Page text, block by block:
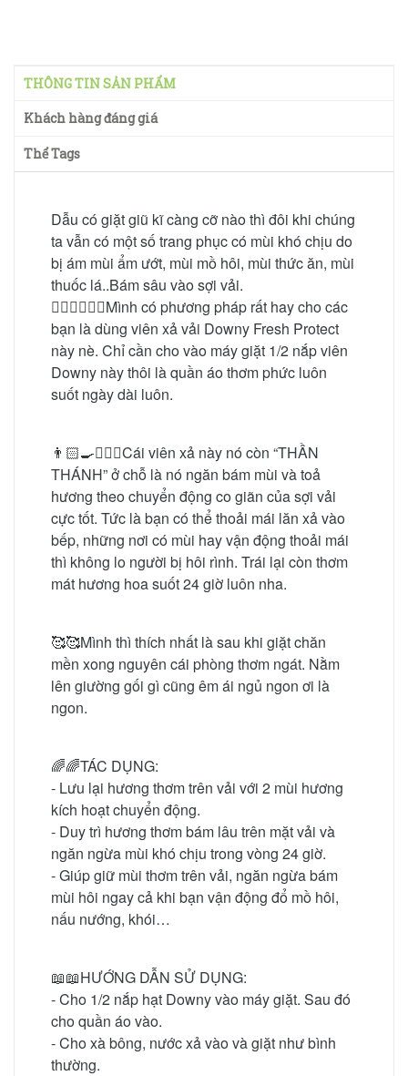
THÔNG TIN SẢN PHẨM
Khách hàng đáng giá
Thể Tags
Dẫu có giặt giũ kĩ càng cỡ nào thì đôi khi chúng
ta vẫn có một số trang phục có mùi khó chịu do
bị ám mùi ẩm ướt, mùi mồ hôi, mùi thức ăn, mùi
thuốc lá..Bám sâu vào sợi vải.
🙋🏼‍♀️🙋🏼‍♀️Mình có phương pháp rất hay cho các
bạn là dùng viên xả vải Downy Fresh Protect
này nè. Chỉ cần cho vào máy giặt 1/2 nắp viên
Downy này thôi là quần áo thơm phức luôn
suốt ngày dài luôn.
👨🏻‍🍳🏃🏻‍♂️Cái viên xả này nó còn “THẦN
THÁNH” ở chỗ là nó ngăn bám mùi và toả
hương theo chuyển động co giãn của sợi vải
cực tốt. Tức là bạn có thể thoải mái lăn xả vào
bếp, những nơi có mùi hay vận động thoải mái
thì không lo người bị hôi rình. Trái lại còn thơm
mát hương hoa suốt 24 giờ luôn nha.
🥰🥰Mình thì thích nhất là sau khi giặt chăn
mền xong nguyên cái phòng thơm ngát. Nằm
lên giường gối gì cũng êm ái ngủ ngon ơi là
ngon.
🌈🌈TÁC DỤNG:
- Lưu lại hương thơm trên vải với 2 mùi hương
kích hoạt chuyển động.
- Duy trì hương thơm bám lâu trên mặt vải và
ngăn ngừa mùi khó chịu trong vòng 24 giờ.
- Giúp giữ mùi thơm trên vải, ngăn ngừa bám
mùi hôi ngay cả khi bạn vận động đổ mồ hôi,
nấu nướng, khói…
📖📖HƯỚNG DẪN SỬ DỤNG:
- Cho 1/2 nắp hạt Downy vào máy giặt. Sau đó
cho quần áo vào.
- Cho xà bông, nước xả vào và giặt như bình
thường.